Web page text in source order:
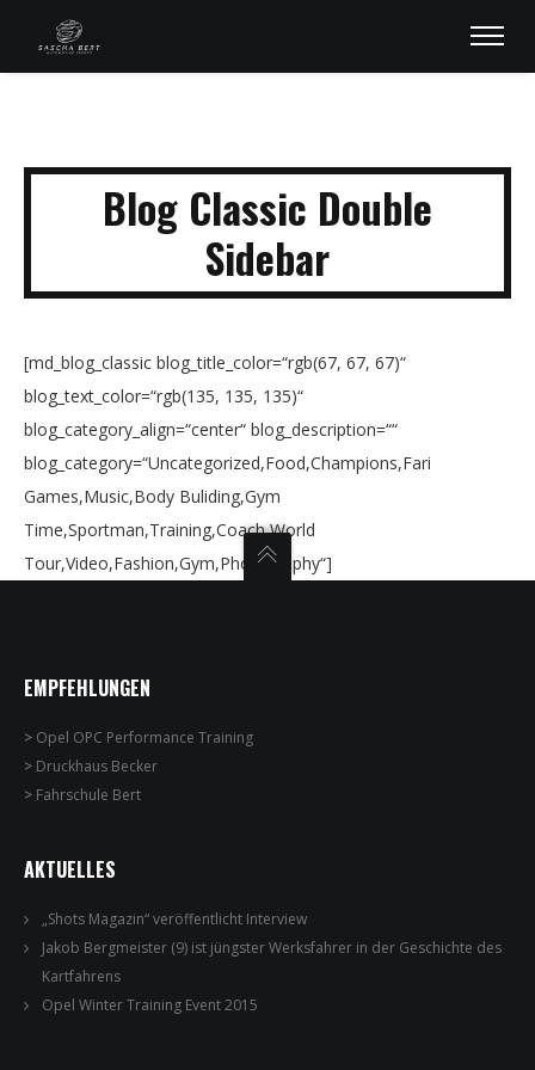
Blog Classic Double
Sidebar
[md_blog_classic blog_title_color=“rgb(67, 67, 67)“
blog_text_color=“rgb(135, 135, 135)“
blog_category_align=“center“ blog_description=““
blog_category=“Uncategorized,Food,Champions,Fari
Games,Music,Body Buliding,Gym
Time,Sportman,Training,Coach,World
Tour,Video,Fashion,Gym,Photography“]
EMPFEHLUNGEN
> Opel OPC Performance Training
> Druckhaus Becker
> Fahrschule Bert
AKTUELLES
„Shots Magazin“ veröffentlicht Interview
Jakob Bergmeister (9) ist jüngster Werksfahrer in der Geschichte des
Kartfahrens
Opel Winter Training Event 2015